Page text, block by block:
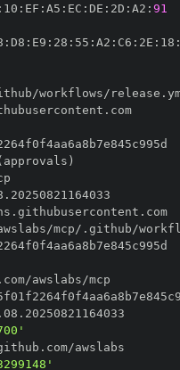
10 : EF : A5 : EC : DE : 2D : A2 : 91
: D8 : E9 : 28 : 55 : A2 : C6 : 2E : 18 :
//token.actions.githubusercontent.com
//token.actions.githubusercontent.com